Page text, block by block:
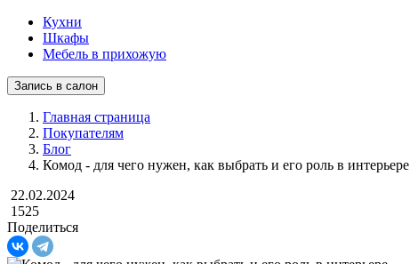
Кухни
Шкафы
Мебель в прихожую
Запись в салон
Главная страница
Покупателям
Блог
Комод - для чего нужен, как выбрать и его роль в интерьере
22.02.2024
1525
Поделиться